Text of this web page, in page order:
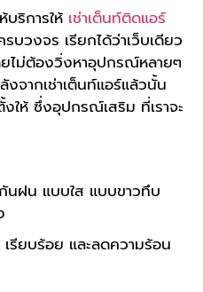
ห้บริการให้ เช่าเต็นท์ติดแอร์
วงจร เรียกได้ว่าเว็บเดียว
ไม่ต้องวิ่งหาอุปกรณ์หลายๆ
จากเช่าเต็นท์แอร์แล้วนั้น
ให้ ซึ่งอุปกรณ์เสริม ที่เราจะ
นฝน แบบใส แบบขาวทึบ
รียบร้อย และลดความร้อน